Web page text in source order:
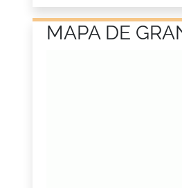
MAPA DE